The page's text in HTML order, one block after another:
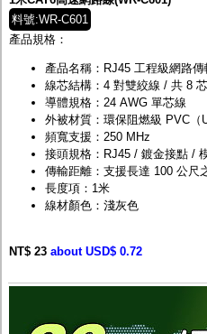
料號:WR-C601
產品規格：
產品名稱：RJ45 工程級網路
線芯結構：4 對雙絞線 / 共 8
導體規格：24 AWG 單芯線
外被材質：環保阻燃級 PVC（
頻寬支援：250 MHz
接頭規格：RJ45 / 鍍金接點 /
傳輸距離：支援長達 100 公尺
長度項：1米
線材顏色：淺灰色
NT$ 23 about USD$ 0.72